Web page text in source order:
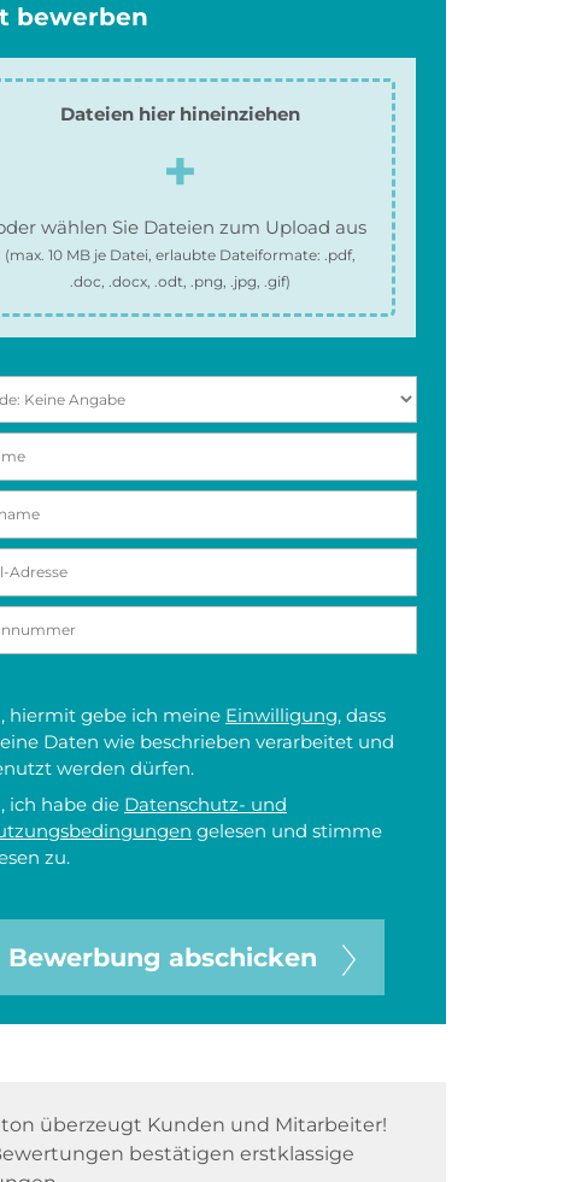
bewerben
Dateien hier hineinziehen
wählen Sie Dateien zum Upload aus
(max.10 MB je Datei, erlaubte Dateiformate:.pdf,
.doc, .docx, .odt, .png, .jpg, .gif)
hiermit gebe ich meine Einwilligung, dass
Daten wie beschrieben verarbeitet und
werden dürfen.
ich habe die Datenschutz- und
gelesen und stimme
zu.
Bewerbung abschicken
überzeugt Kunden und Mitarbeiter!
bestätigen erstklassige